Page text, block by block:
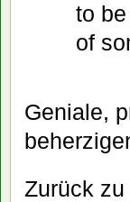
to
of
Geniale,
Zurück